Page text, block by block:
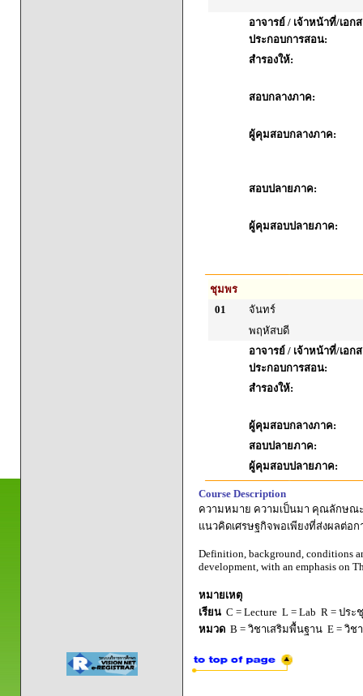
อาจารย์ / เจ้าหน้าที่/เอก
ประกอบการสอน:
สำรองให้:
สอบกลางภาค:
ผู้คุมสอบกลางภาค:
สอบปลายภาค:
ผู้คุมสอบปลายภาค:
ชุมพร
01
จันทร์
พฤหัสบดี
อาจารย์ / เจ้าหน้าที่/เอก
ประกอบการสอน:
สำรองให้:
ผู้คุมสอบกลางภาค:
สอบปลายภาค:
ผู้คุมสอบปลายภาค:
Course Description
ความหมาย ความเป็นมา คุณลักษณะ
แนวคิดเศรษฐกิจพอเพียงที่ส่งผลต่อ
Definition, background, conditions
development, with an emphasis on
หมายเหตุ
เรียน C = Lecture L = Lab R = ประ
หมวด B = วิชาเสริมพื้นฐาน E = วิช